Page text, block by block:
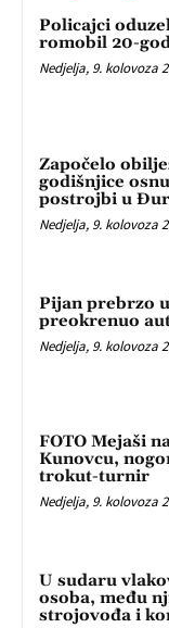
Policajci
romobil 20-
Nedjelja, 9. kolovoza
Započelo
godišnjice
postrojbi u
Nedjelja, 9. kolovoza
Pijan prebrzo
preokrenuo
Nedjelja, 9. kolovoza
FOTO Mejaši
Kunovcu,
trokut-turnir
Nedjelja, 9. kolovoza
U sudaru
osoba, među
strojovođa i